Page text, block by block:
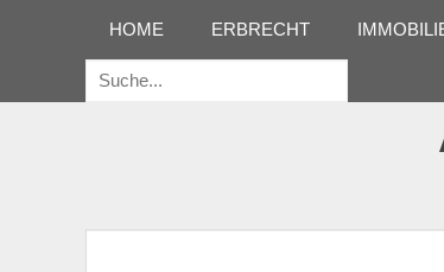
Erstes Menü
Inhalt:
HOME ERBRECHT
Suche